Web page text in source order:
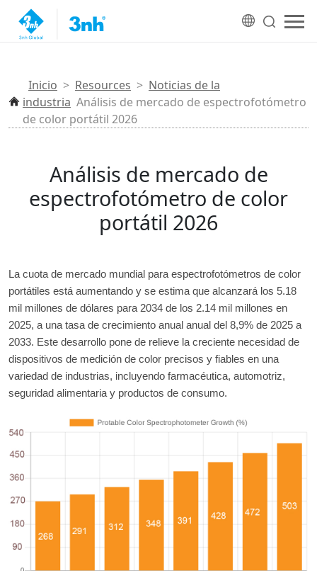
Inicio > Resources > Noticias de la
industria Análisis de mercado de espectrofotómetro
de color portátil 2026
Análisis de mercado de
espectrofotómetro de color
portátil 2026
La cuota de mercado mundial para espectrofotómetros de color
portátiles está aumentando y se estima que alcanzará los 5.18
mil millones de dólares para 2034 de los 2.14 mil millones en
2025, a una tasa de crecimiento anual anual del 8,9% de 2025 a
2033. Este desarrollo pone de relieve la creciente necesidad de
dispositivos de medición de color precisos y fiables en una
variedad de industrias, incluyendo farmacéutica, automotriz,
seguridad alimentaria y productos de consumo.